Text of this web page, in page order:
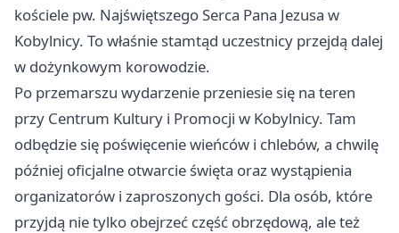
kościele pw. Najświętszego Serca Pana Jezusa w
Kobylnicy. To właśnie stamtąd uczestnicy przejdą dalej
w dożynkowym korowodzie.
Po przemarszu wydarzenie przeniesie się na teren
przy Centrum Kultury i Promocji w Kobylnicy. Tam
odbędzie się poświęcenie wieńców i chlebów, a chwilę
później oficjalne otwarcie święta oraz wystąpienia
organizatorów i zaproszonych gości. Dla osób, które
przyjdą nie tylko obejrzeć część obrzędową, ale też